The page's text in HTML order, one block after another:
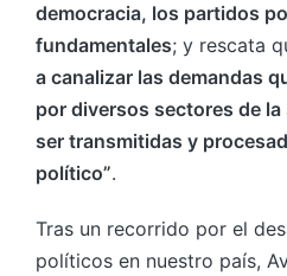
democracia, los partidos
fundamentales; y rescata
a canalizar las demandas
por diversos sectores de
ser transmitidas y
político”.
Tras un recorrido por el
políticos en nuestro país,